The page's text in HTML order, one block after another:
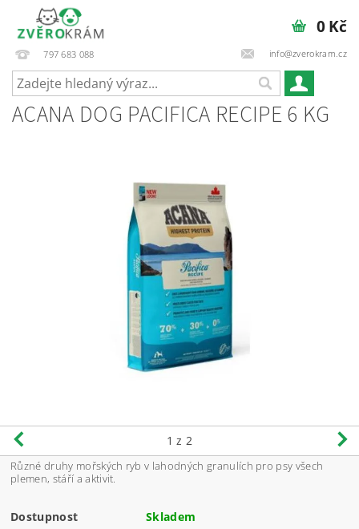
797 683 088 info@zverokram.cz
0 Kč
ACANA DOG PACIFICA RECIPE 6 KG
1 z 2
Různé druhy mořských ryb v lahodných granulích pro psy všech
plemen, stáří a aktivit.
Dostupnost Skladem